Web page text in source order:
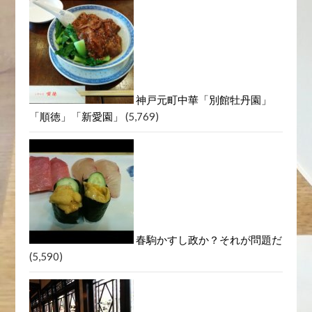
神戸元町中華「別館牡丹園」
「順徳」「新愛園」
(5,769)
春駒かすし政か？それが問題だ
(5,590)